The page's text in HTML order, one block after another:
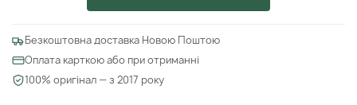
Безкоштовна доставка Новою Поштою
Оплата карткою або при отриманні
100% оригінал — з 2017 року